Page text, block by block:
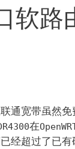
软路
通宽带虽然
在
经超过了已有